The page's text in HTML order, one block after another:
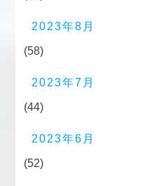
2023年8月
(58)
2023年7月
(44)
2023年6月
(52)